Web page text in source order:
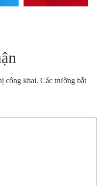
công khai. Các trường bắt